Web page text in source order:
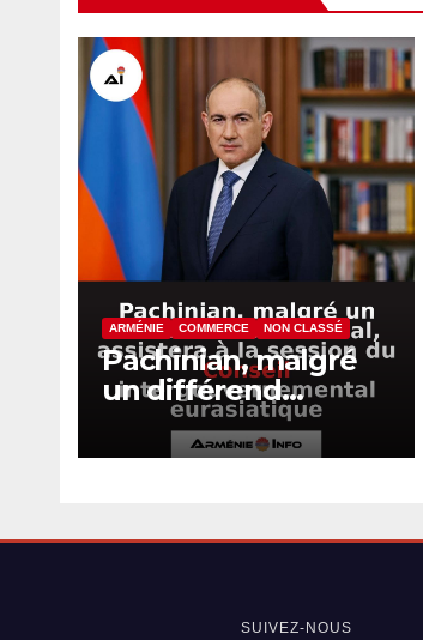
ARMÉNIE COMMERCE NON CLASSÉ
Pachinian, malgré
un différend
commercial,
assistera à la session
al eurasiatique
SUIVEZ-NOUS